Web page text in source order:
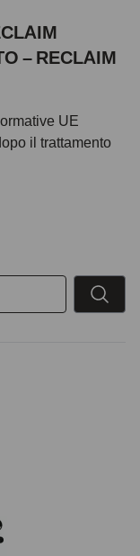
– RECLAIM
UE
il trattamento